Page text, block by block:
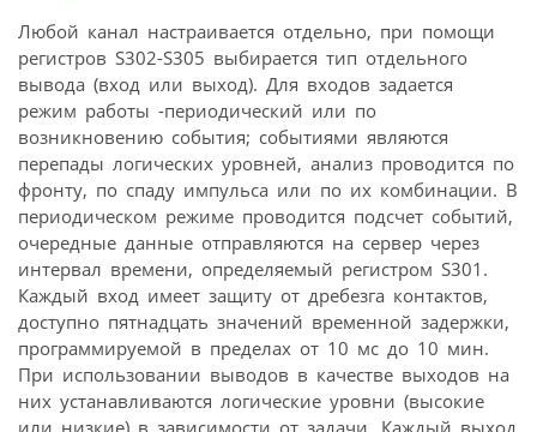
Любой канал настраивается отдельно, при помощи
регистров S302-S305 выбирается тип отдельного
вывода (вход или выход). Для входов задается
режим работы -периодический или по
возникновению события; событиями являются
перепады логических уровней, анализ проводится по
фронту, по спаду импульса или по их комбинации. В
периодическом режиме проводится подсчет событий,
очередные данные отправляются на сервер через
интервал времени, определяемый регистром S301.
Каждый вход имеет защиту от дребезга контактов,
доступно пятнадцать значений временной задержки,
программируемой в пределах от 10 мс до 10 мин.
При использовании выводов в качестве выходов на
них устанавливаются логические уровни (высокие
или низкие) в зависимости от задачи. Каждый выход